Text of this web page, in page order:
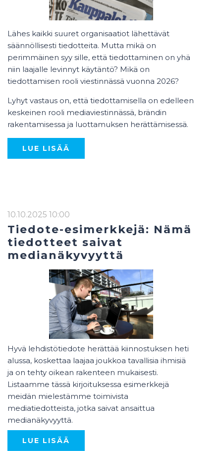
Lähes kaikki suuret organisaatiot lähettävät
säännöllisesti tiedotteita. Mutta mikä on
perimmäinen syy sille, että tiedottaminen on yhä
niin laajalle levinnyt käytäntö? Mikä on
tiedottamisen rooli viestinnässä vuonna 2026?
Lyhyt vastaus on, että tiedottamisella on edelleen
keskeinen rooli mediaviestinnässä, brändin
rakentamisessa ja luottamuksen herättämisessä.
LUE LISÄÄ
10.10.2025 10:00
Tiedote-esimerkkejä: Nämä
tiedotteet saivat
medianäkyvyyttä
Hyvä lehdistötiedote herättää kiinnostuksen heti
alussa, koskettaa laajaa joukkoa tavallisia ihmisiä
ja on tehty oikean rakenteen mukaisesti.
Listaamme tässä kirjoituksessa esimerkkejä
meidän mielestämme toimivista
mediatiedotteista, jotka saivat ansaittua
medianäkyvyyttä.
LUE LISÄÄ